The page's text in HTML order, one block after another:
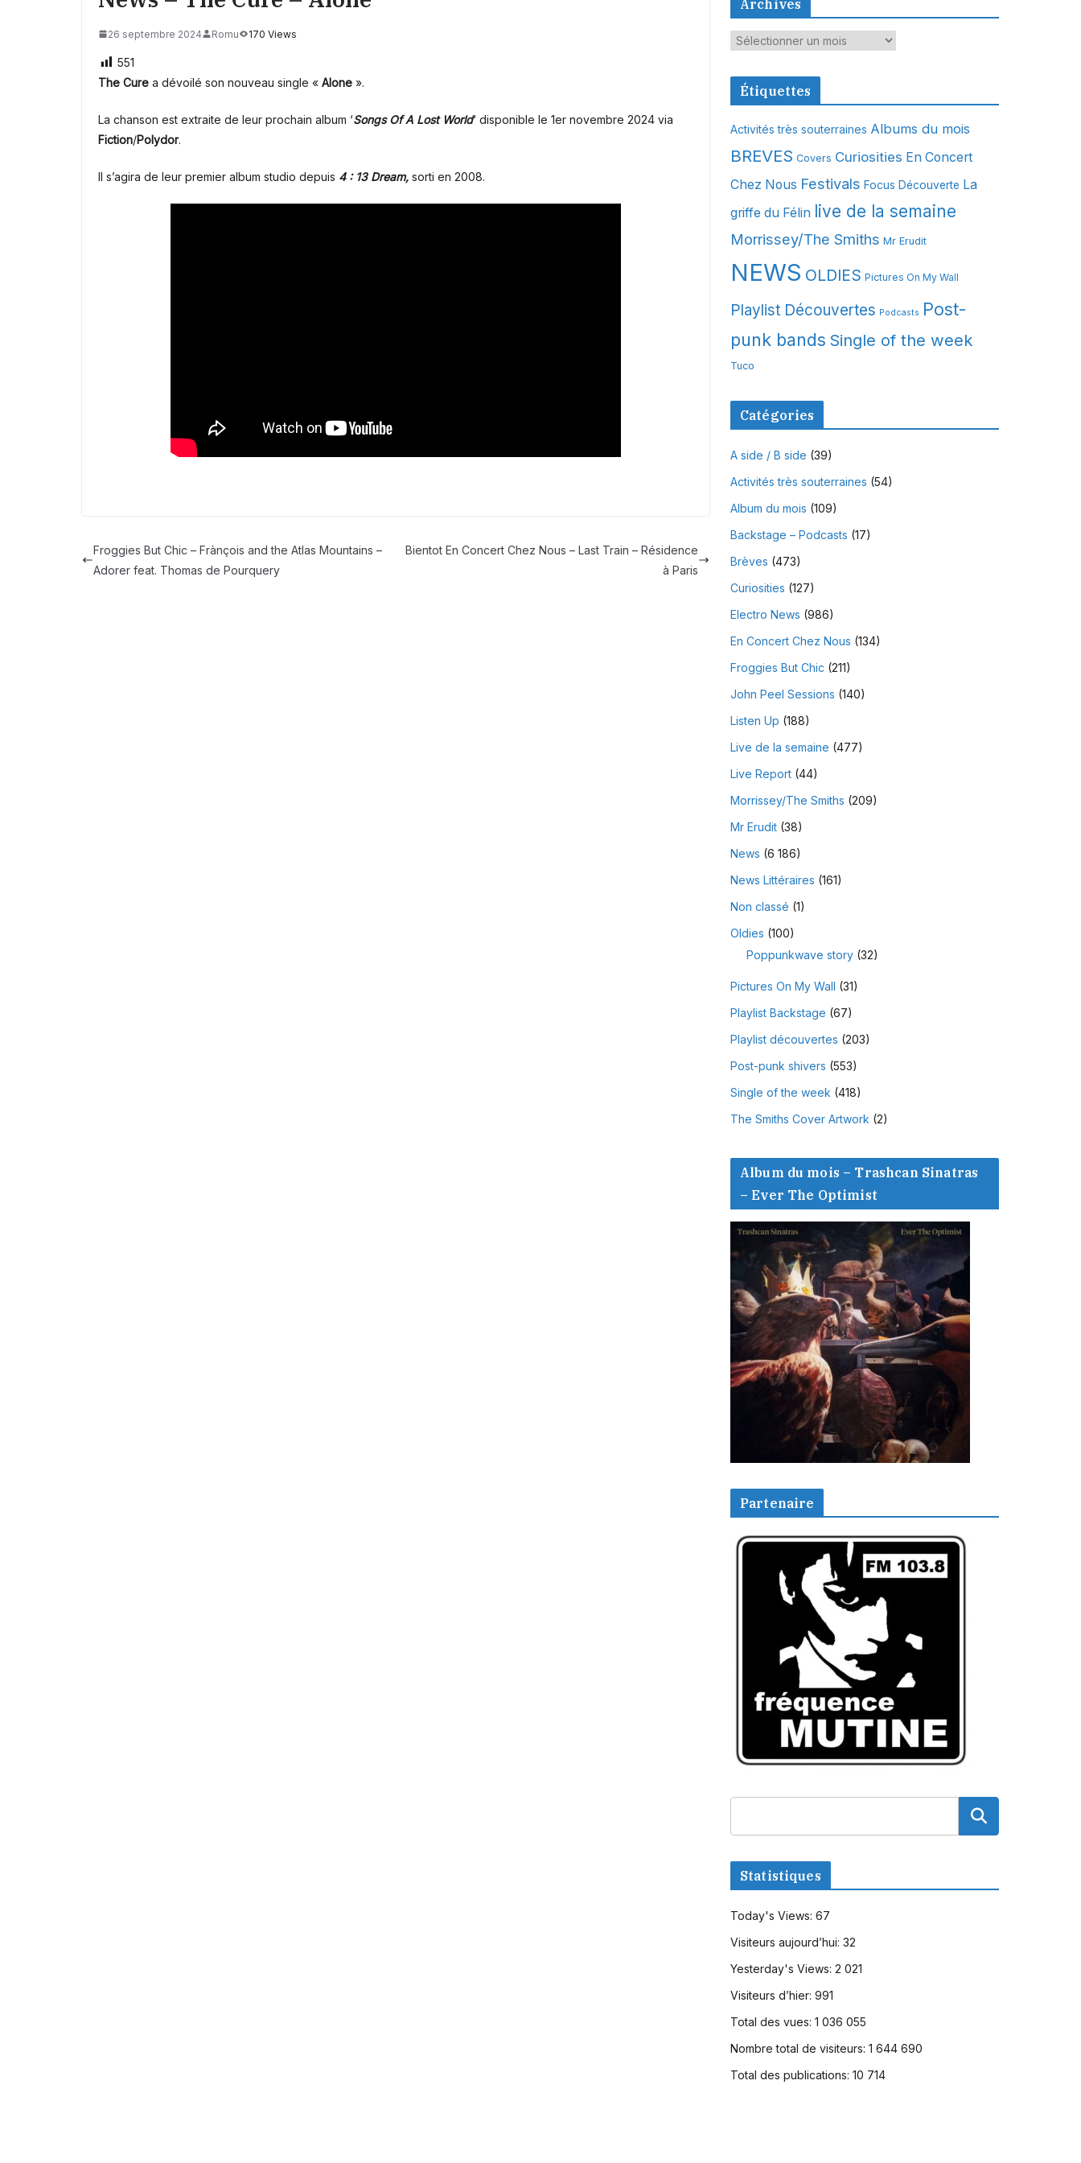
26 septembre 2024 Romu 170 Views
551
The Cure a dévoilé son nouveau single « Alone ».
La chanson est extraite de leur prochain album ‘Songs Of A Lost World‘ disponible le 1er novembre 2024 via
Fiction/Polydor.
Il s’agira de leur premier album studio depuis 4 : 13 Dream, sorti en 2008.
Froggies But Chic – Frànçois and the Atlas Mountains –
Adorer feat. Thomas de Pourquery
Bientot En Concert Chez Nous – Last Train – Résidence
à Paris
Archives
A
c
e
s
Étiquettes
Activités très souterraines Albums du mois
BREVES Covers Curiosities En Concert
Chez Nous Festivals Focus Découverte La
griffe du Félin live de la semaine
Morrissey/The Smiths Mr Erudit
NEWS OLDIES Pictures On My Wall
Playlist Découvertes Podcasts Post-
punk bands Single of the week
Tuco
Catégories
A side / B side (39)
Activités très souterraines (54)
Album du mois (109)
Backstage – Podcasts (17)
Brèves (473)
Curiosities (127)
Electro News (986)
En Concert Chez Nous (134)
Froggies But Chic (211)
John Peel Sessions (140)
Listen Up (188)
Live de la semaine (477)
Live Report(44)
Morrissey/The Smiths (209)
Mr Erudit(38)
News (6 186)
News Littéraires (161)
Non classé (1)
Oldies (100)
Poppunkwave story(32)
Pictures On My Wall (31)
Playlist Backstage (67)
Playlist découvertes (203)
Post-punk shivers (553)
Single of the week (418)
The Smiths Cover Artwork (2)
Album du mois – Trashcan Sinatras
– Ever The Optimist
Partenaire
Statistiques
Today's Views: 67
Visiteurs aujourd’hui: 32
Yesterday's Views: 2 021
Visiteurs d’hier: 991
Total des vues: 1 036 055
Nombre total de visiteurs: 1 644 690
Total des publications: 10 714